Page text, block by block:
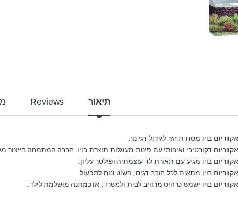
תיאור Reviews
אקווריום בויו מסדרת mr לגידול דגי נוי.
אקווריום דקורטיבי ואיכותי עם פינות מעוגלות תוצרת בויו. חברה המתמחה בייצור
אקווריום בויו מגיע עם תאורת לד עוצמתית ופילטר עליון.
אקווריום בויו מתאים לכל חובב דגים, פשוט ונוח לתפעול.
אקווריום בויו ישמש כרהיט מרהיב לבית ולמשרד, או כמתנה מושלמת לילד.